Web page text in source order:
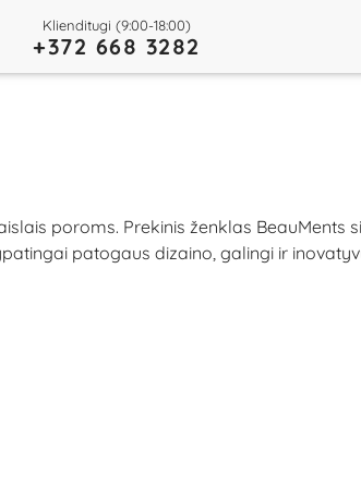
Klienditugi (9:00-18:00)
+372 668 3282
poroms. Prekinis ženklas BeauMents
patogaus dizaino, galingi ir